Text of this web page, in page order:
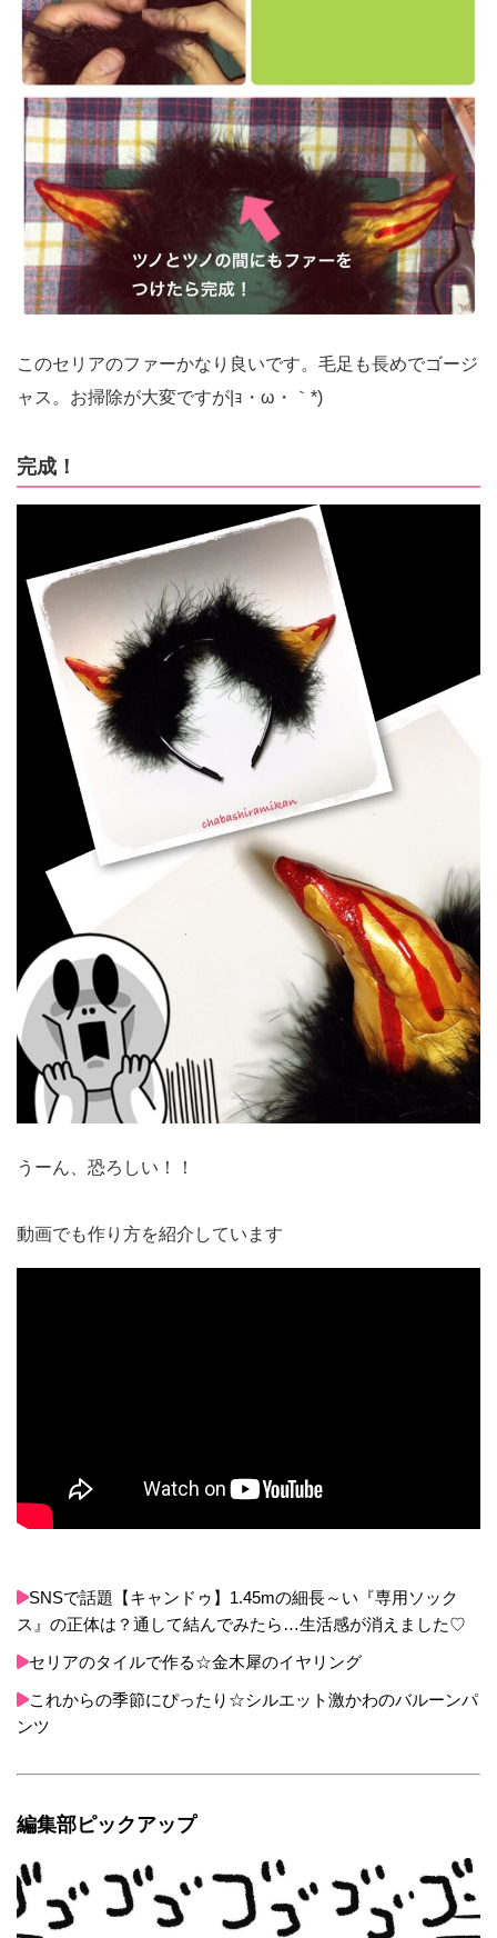
このセリアのファーかなり良いです。毛足も長めでゴージ
ャス。お掃除が大変ですが|ｮ・ω・｀*)
完成！
うーん、恐ろしい！！
動画でも作り方を紹介しています
SNSで話題【キャンドゥ】1.45mの細長～い『専用ソック
ス』の正体は？通して結んでみたら…生活感が消えました♡
セリアのタイルで作る☆金木犀のイヤリング
これからの季節にぴったり☆シルエット激かわのバルーンパ
ンツ
編集部ピックアップ